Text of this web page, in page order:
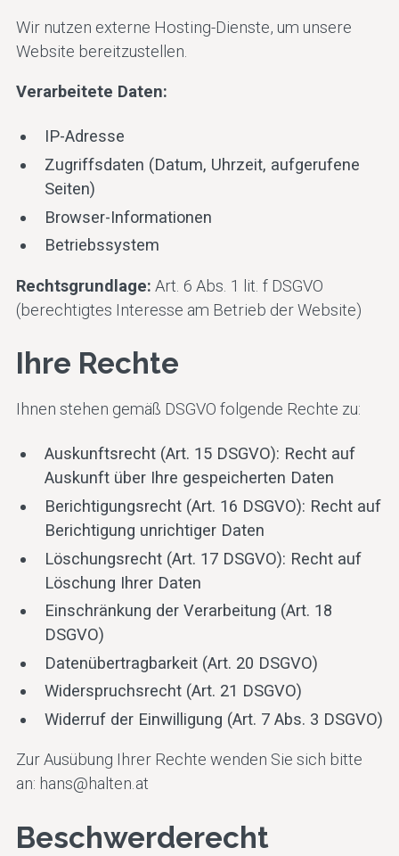
Wir nutzen externe Hosting-Dienste, um unsere
Website bereitzustellen.
Verarbeitete Daten:
IP-Adresse
Zugriffsdaten (Datum, Uhrzeit, aufgerufene
Seiten)
Browser-Informationen
Betriebssystem
Rechtsgrundlage: Art. 6 Abs. 1 lit. f DSGVO
(berechtigtes Interesse am Betrieb der Website)
Ihre Rechte
Ihnen stehen gemäß DSGVO folgende Rechte zu:
Auskunftsrecht (Art. 15 DSGVO): Recht auf
Auskunft über Ihre gespeicherten Daten
Berichtigungsrecht (Art. 16 DSGVO): Recht auf
Berichtigung unrichtiger Daten
Löschungsrecht (Art. 17 DSGVO): Recht auf
Löschung Ihrer Daten
Einschränkung der Verarbeitung (Art. 18
DSGVO)
Datenübertragbarkeit (Art. 20 DSGVO)
Widerspruchsrecht (Art. 21 DSGVO)
Widerruf der Einwilligung (Art. 7 Abs. 3 DSGVO)
Zur Ausübung Ihrer Rechte wenden Sie sich bitte
an: hans@halten.at
Beschwerderecht